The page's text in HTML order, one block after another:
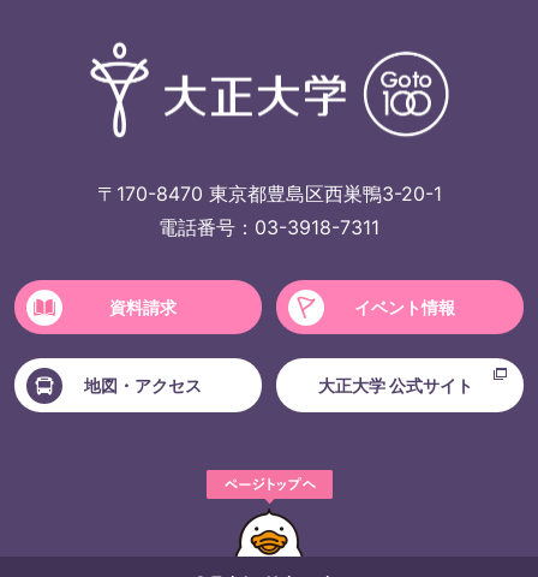
〒170-8470 東京都豊島区西巣鴨3-20-1
電話番号：03-3918-7311
資料請求 イベント情報
地図・アクセス 大正大学 公式サイト